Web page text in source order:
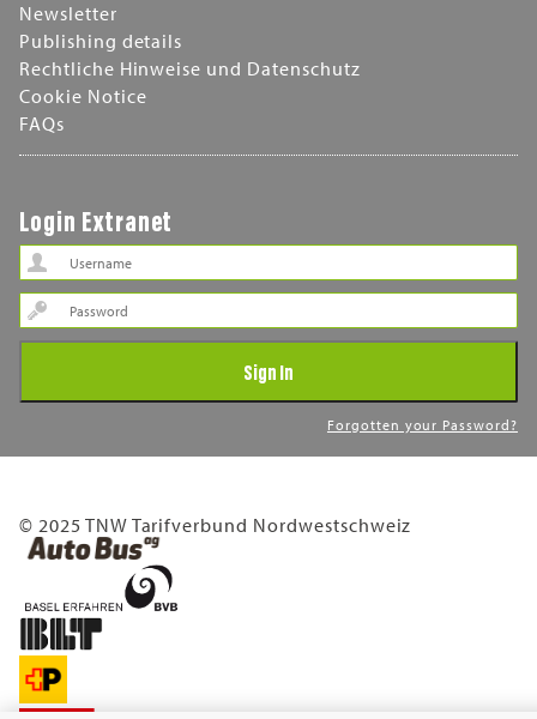
Newsletter
Publishing details
Rechtliche Hinweise und Datenschutz
Cookie Notice
FAQs
Login Extranet
Password
Sign In
Forgotten your Password?
© 2025 TNW Tarifverbund Nordwestschweiz